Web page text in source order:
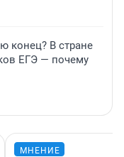
конец? В стране
ЕГЭ — почему
МНЕНИЕ